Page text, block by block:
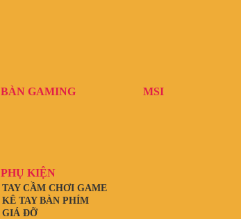
BÀN GAMING MSI
PHỤ KIỆN
GIÁ ĐỠ
KÊ TAY BÀN PHÍM
TAY CẦM CHƠI GAME